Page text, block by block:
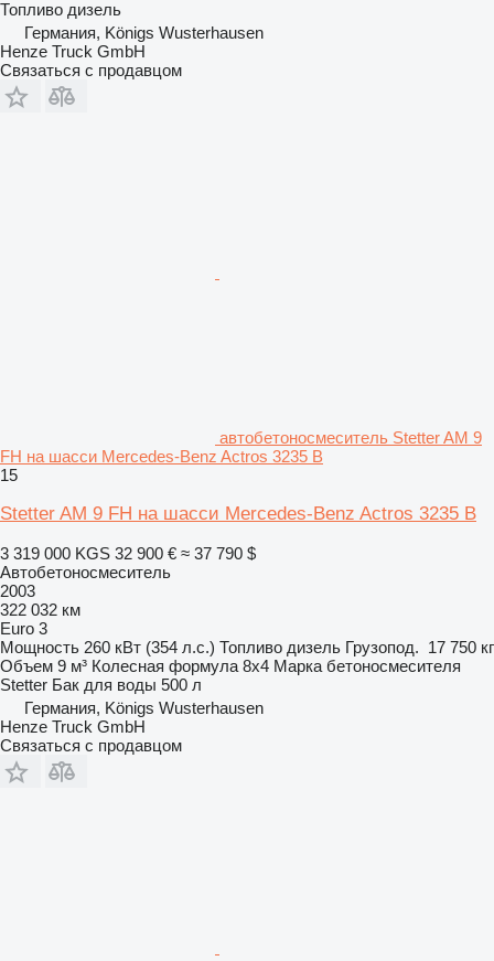
Топливо дизель
Германия, Königs Wusterhausen
Henze Truck GmbH
Связаться с продавцом
автобетоносмеситель Stetter AM 9
FH на шасси Mercedes-Benz Actros 3235 B
15
Stetter AM 9 FH на шасси Mercedes-Benz Actros 3235 B
3 319 000 KGS 32 900 € ≈ 37 790 $
Автобетоносмеситель
2003
322 032 км
Euro 3
Мощность 260 кВт (354 л.с.) Топливо дизель Грузопод. 17 750 кг
Объем 9 м³ Колесная формула 8x4 Марка бетоносмесителя
Stetter Бак для воды 500 л
Германия, Königs Wusterhausen
Henze Truck GmbH
Связаться с продавцом